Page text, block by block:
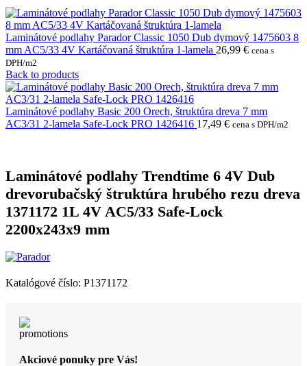
Laminátové podlahy Parador Classic 1050 Dub dymový 1475603 8
mm AC5/33 4V Kartáčovaná štruktúra 1-lamela 26,99 € cena s
DPH/m2
Back to products
Laminátové podlahy Basic 200 Orech, štruktúra dreva 7 mm
AC3/31 2-lamela Safe-Lock PRO 1426416 17,49 € cena s DPH/m2
Laminátové podlahy Trendtime 6 4V Dub
drevorubačský štruktúra hrubého rezu dreva
1371172 1L 4V AC5/33 Safe-Lock
2200x243x9 mm
Katalógové číslo: P1371172
Akciové ponuky pre Vás!